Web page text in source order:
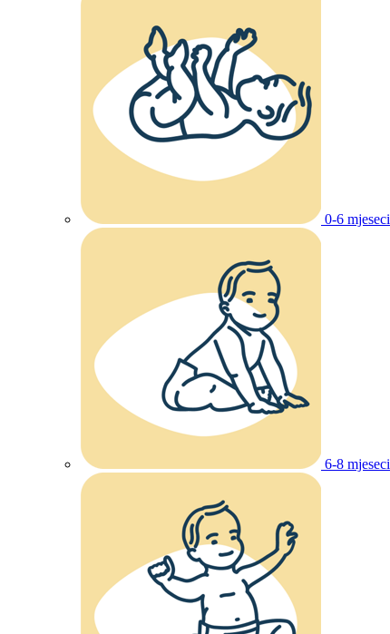
0-6 mjeseci
6-8 mjeseci